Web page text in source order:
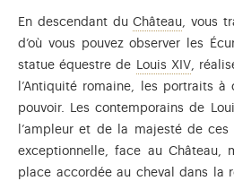
En descendant duChâteau, vous
d’où vous pouvez observer les
statue équestre de Louis XIVLouis
,
l’Antiquité romaine, les portraits
pouvoir. Les contemporains de
l’ampleur et de la majesté de
exceptionnelle, face au Château,
place accordée au cheval dans la